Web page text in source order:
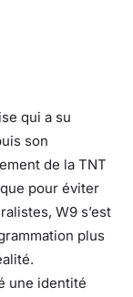
qui a su
son
de la TNT
pour éviter
W9 s’est
plus
une identité